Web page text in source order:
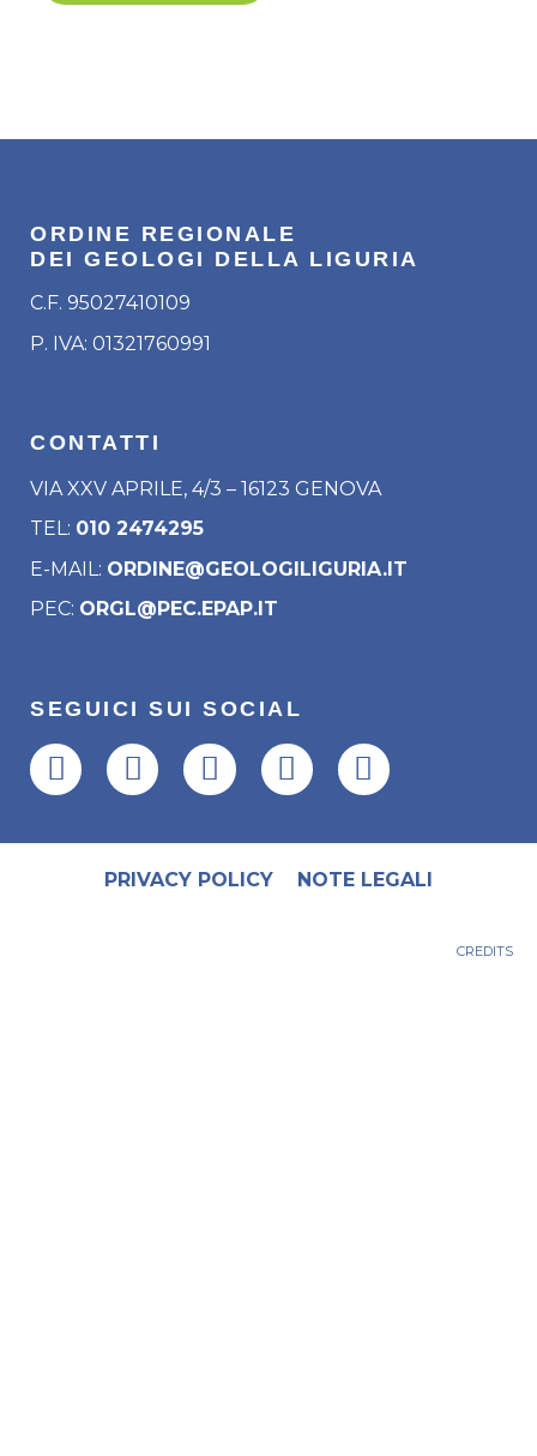
ORDINE REGIONALE
DEI GEOLOGI DELLA LIGURIA
C.F. 95027410109
P. IVA: 01321760991
CONTATTI
VIA XXV APRILE, 4/3 – 16123 GENOVA
TEL: 010 2474295
E-MAIL: ORDINE@GEOLOGILIGURIA.IT
PEC: ORGL@PEC.EPAP.IT
SEGUICI SUI SOCIAL
PRIVACY POLICY NOTE LEGALI
CREDITS